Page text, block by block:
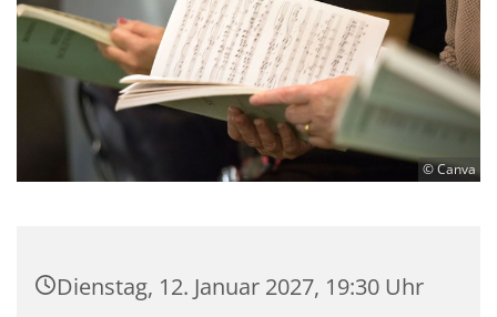
© Canva
Dienstag, 12. Januar 2027, 19:30 Uhr